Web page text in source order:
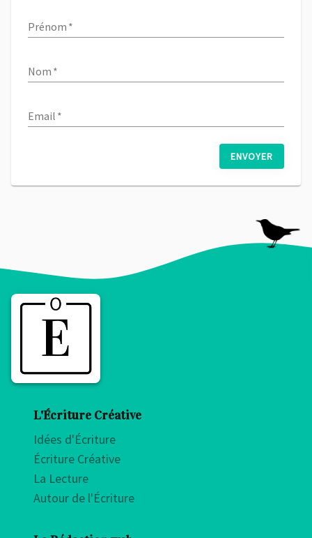
Prénom *
Nom *
Email *
ENVOYER
L'Écriture Créative
Idées d'Écriture
Écriture Créative
La Lecture
Autour de l'Écriture